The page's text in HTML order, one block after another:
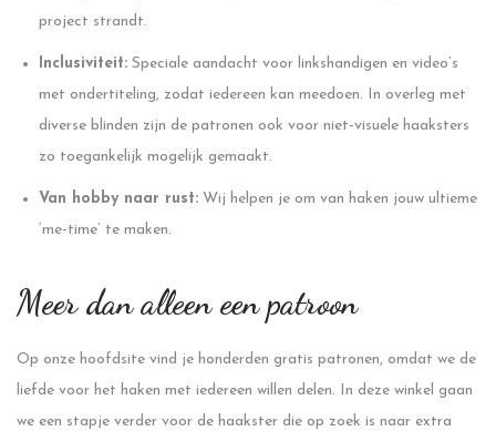
project strandt.
Inclusiviteit: Speciale aandacht voor linkshandigen en video’s
met ondertiteling, zodat iedereen kan meedoen. In overleg met
diverse blinden zijn de patronen ook voor niet-visuele haaksters
zo toegankelijk mogelijk gemaakt.
Van hobby naar rust: Wij helpen je om van haken jouw ultieme
‘me-time’ te maken.
Meer dan alleen een patroon
Op onze hoofdsite vind je honderden gratis patronen, omdat we de
liefde voor het haken met iedereen willen delen. In deze winkel gaan
we een stapje verder voor de haakster die op zoek is naar extra